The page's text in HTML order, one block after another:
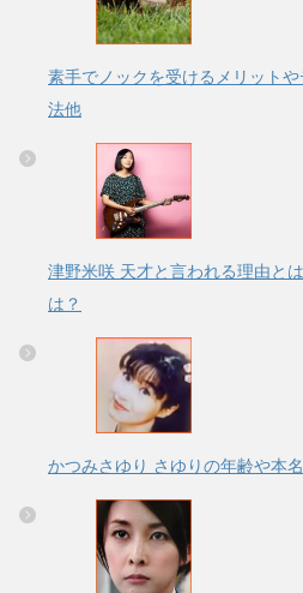
素手でノックを受けるメリット
法他
津野米咲 天才と言われる理由と
は？
かつみさゆり さゆりの年齢や本